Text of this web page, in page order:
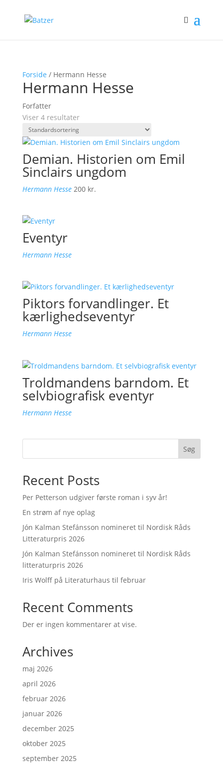
Forside / Hermann Hesse
Hermann Hesse
Forfatter
Viser 4 resultater
Demian. Historien om Emil
Sinclairs ungdom
Hermann Hesse 200 kr.
Eventyr
Hermann Hesse
Piktors forvandlinger. Et
kærlighedseventyr
Hermann Hesse
Troldmandens barndom. Et
selvbiografisk eventyr
Hermann Hesse
Søg
Recent Posts
Per Petterson udgiver første roman i syv år!
En strøm af nye oplag
Jón Kalman Stefánsson nomineret til Nordisk Råds
Litteraturpris 2026
Jón Kalman Stefánsson nomineret til Nordisk Råds
litteraturpris 2026
Iris Wolff på Literaturhaus til februar
Recent Comments
Der er ingen kommentarer at vise.
Archives
maj 2026
april 2026
februar 2026
januar 2026
december 2025
oktober 2025
september 2025